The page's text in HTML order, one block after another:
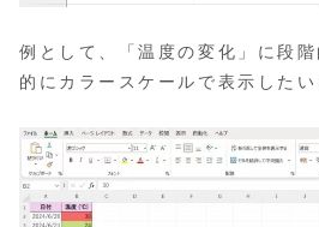
例として、「温度の変化」に段
的にカラースケールで表示したい